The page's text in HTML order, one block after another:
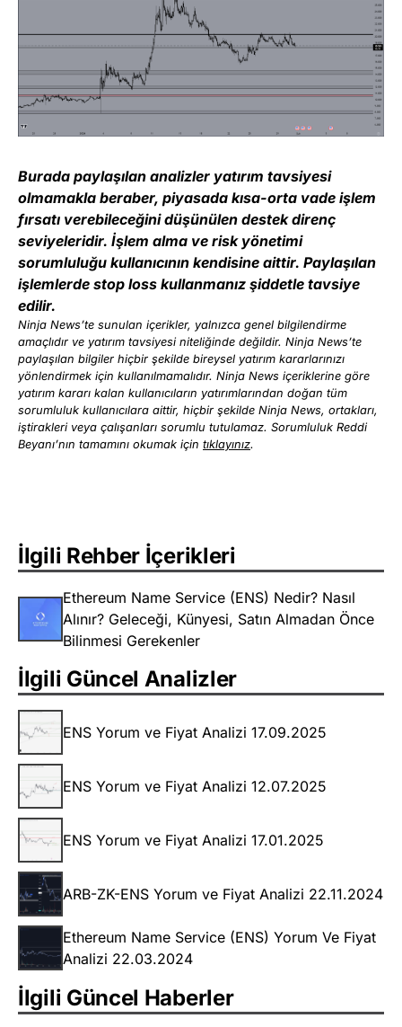
Burada paylaşılan analizler yatırım tavsiyesi
olmamakla beraber, piyasada kısa-orta vade işlem
fırsatı verebileceğini düşünülen destek direnç
seviyeleridir. İşlem alma ve risk yönetimi
sorumluluğu kullanıcının kendisine aittir. Paylaşılan
işlemlerde stop loss kullanmanız şiddetle tavsiye
edilir.
Ninja News’te sunulan içerikler, yalnızca genel bilgilendirme
amaçlıdır ve yatırım tavsiyesi niteliğinde değildir. Ninja News’te
paylaşılan bilgiler hiçbir şekilde bireysel yatırım kararlarınızı
yönlendirmek için kullanılmamalıdır. Ninja News içeriklerine göre
yatırım kararı kalan kullanıcıların yatırımlarından doğan tüm
sorumluluk kullanıcılara aittir, hiçbir şekilde Ninja News, ortakları,
iştirakleri veya çalışanları sorumlu tutulamaz. Sorumluluk Reddi
Beyanı’nın tamamını okumak için tıklayınız.
İlgili Rehber İçerikleri
Ethereum Name Service (ENS) Nedir? Nasıl
Alınır? Geleceği, Künyesi, Satın Almadan Önce
Bilinmesi Gerekenler
İlgili Güncel Analizler
ENS Yorum ve Fiyat Analizi 17.09.2025
ENS Yorum ve Fiyat Analizi 12.07.2025
ENS Yorum ve Fiyat Analizi 17.01.2025
ARB-ZK-ENS Yorum ve Fiyat Analizi 22.11.2024
Ethereum Name Service (ENS) Yorum Ve Fiyat
Analizi 22.03.2024
İlgili Güncel Haberler